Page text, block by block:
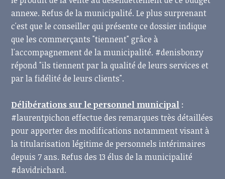
annexe. Refus de la municipalité. Le plus surprenant
c'est que le conseiller qui présente ce dossier indique
que les commerçants "tiennent" grâce à
l'accompagnement de la municipalité. #denisbonzy
répond "ils tiennent par la qualité de leurs services et
par la fidélité de leurs clients".
Délibérations sur le personnel municipal :
#laurentpichon effectue des remarques très détaillées
pour apporter des modifications notamment visant à
la titularisation légitime de personnels intérimaires
depuis 7 ans. Refus des 13 élus de la municipalité
#davidrichard.